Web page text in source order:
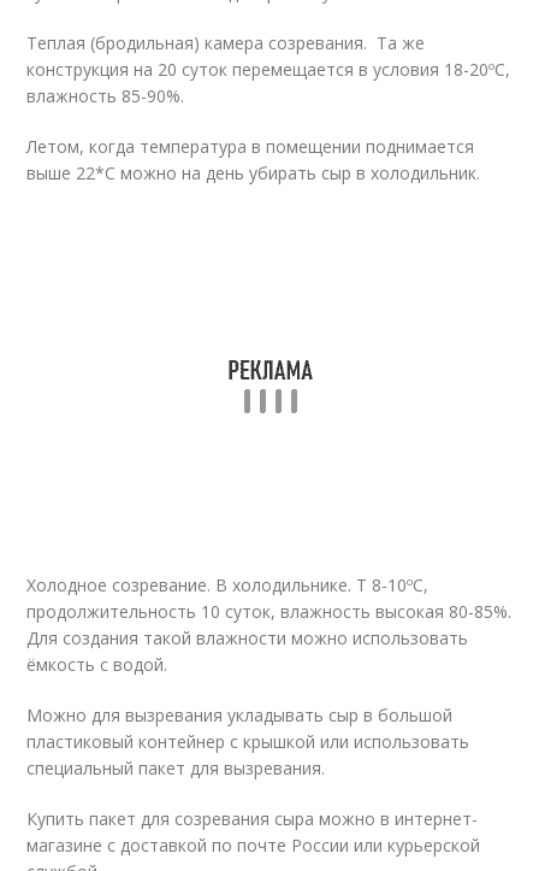
Теплая (бродильная) камера созревания. Та же
конструкция на 20 суток перемещается в условия 18-20ºС,
влажность 85-90%.
Летом, когда температура в помещении поднимается
выше 22*С можно на день убирать сыр в холодильник.
Холодное созревание. В холодильнике. Т 8-10ºС,
продолжительность 10 суток, влажность высокая 80-85%.
Для создания такой влажности можно использовать
ёмкость с водой.
Можно для вызревания укладывать сыр в большой
пластиковый контейнер с крышкой или использовать
специальный пакет для вызревания.
Купить пакет для созревания сыра можно в интернет-
магазине с доставкой по почте России или курьерской